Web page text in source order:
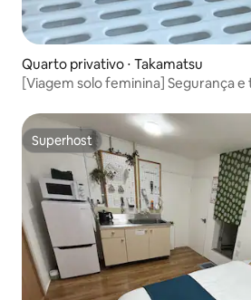
Quarto privativo ⋅ Takamatsu
[Viagem solo feminina] Segurança
confortável e coelhos
Superhost
Superhost